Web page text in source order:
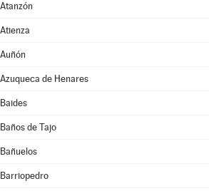
Atanzón
Atienza
Auñón
Azuqueca de Henares
Baides
Baños de Tajo
Bañuelos
Barriopedro